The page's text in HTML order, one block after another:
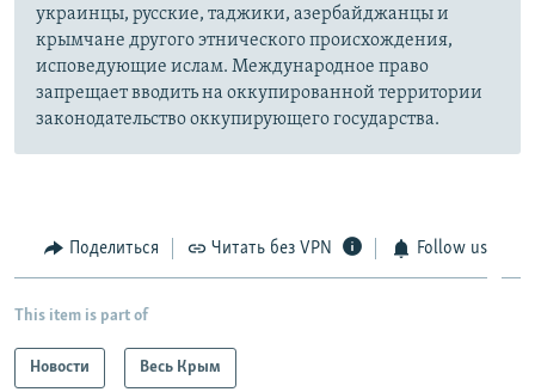
украинцы, русские, таджики, азербайджанцы и
крымчане другого этнического происхождения,
исповедующие ислам. Международное право
запрещает вводить на оккупированной территории
законодательство оккупирующего государства.
Поделиться Читать без VPN Follow us
This item is part of
Новости Весь Крым